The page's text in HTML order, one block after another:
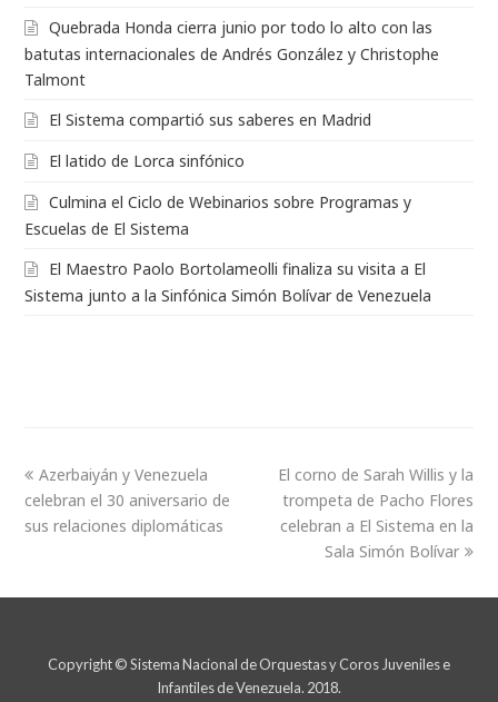
Quebrada Honda cierra junio por todo lo alto con las
batutas internacionales de Andrés González y Christophe
Talmont
El Sistema compartió sus saberes en Madrid
El latido de Lorca sinfónico
Culmina el Ciclo de Webinarios sobre Programas y
Escuelas de El Sistema
El Maestro Paolo Bortolameolli finaliza su visita a El
Sistema junto a la Sinfónica Simón Bolívar de Venezuela
Azerbaiyán y Venezuela
celebran el 30 aniversario de
sus relaciones diplomáticas
El corno de Sarah Willis y la
trompeta de Pacho Flores
celebran a El Sistema en la
Sala Simón Bolívar
Copyright © Sistema Nacional de Orquestas y Coros Juveniles e
Infantiles de Venezuela. 2018.